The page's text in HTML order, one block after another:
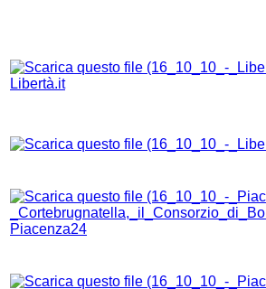
Libertà.it
Piacenza24